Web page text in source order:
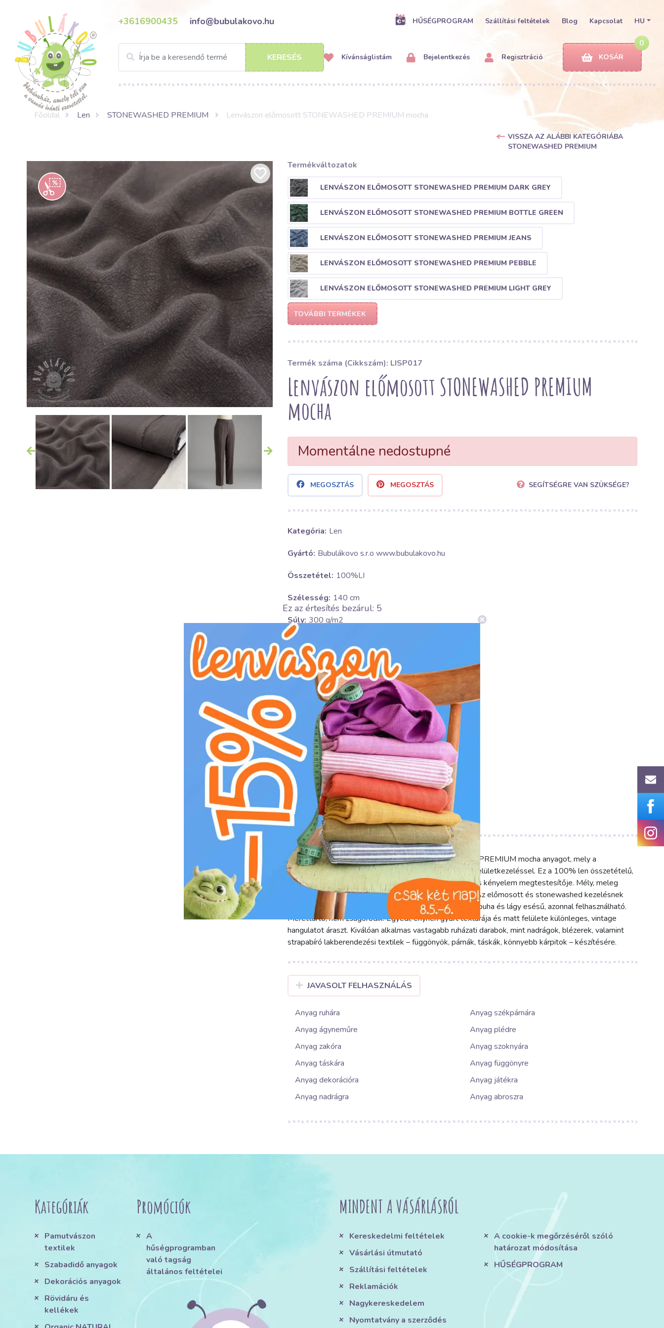
+3616900435 info@bubulakovo.hu HŰSÉGPROGRAM Szállítási feltételek Blog Kapcsolat HU
KERESÉS Kívánságlistám Bejelentkezés Regisztráció
0
KOSÁR
Főoldal Len STONEWASHED PREMIUM Lenvászon előmosott STONEWASHED PREMIUM mocha
VISSZA AZ ALÁBBI KATEGÓRIÁBA
STONEWASHED PREMIUM
Termékváltozatok
LENVÁSZON ELŐMOSOTT STONEWASHED PREMIUM DARK GREY
LENVÁSZON ELŐMOSOTT STONEWASHED PREMIUM BOTTLE GREEN
LENVÁSZON ELŐMOSOTT STONEWASHED PREMIUM JEANS
LENVÁSZON ELŐMOSOTT STONEWASHED PREMIUM PEBBLE
LENVÁSZON ELŐMOSOTT STONEWASHED PREMIUM LIGHT GREY
TOVÁBBI TERMÉKEK
Termék száma (Cikkszám): LISP017
Lenvászon előmosott STONEWASHED PREMIUM
mocha
Momentálne nedostupné
MEGOSZTÁS MEGOSZTÁS SEGÍTSÉGRE VAN SZÜKSÉGE?
Kategória: Len
Gyártó: Bubulákovo s.r.o www.bubulakovo.hu
Összetétel: 100%LI
Szélesség: 140 cm
Súly: 300 g/m2
Téma: Egyszínű
Szín: barna
Textil kezelési útmutató:
E vasalás közepes hőfokon (150°C)
U ne szárítsa a szárítógépben
H nem fehéríthető
L professzionális vegytisztítás
g mossuk 30°C hőmérsékleten
Ismerje meg a Lenvászon előmosott STONEWASHED PREMIUM mocha anyagot, mely a
természetes len kiváló tulajdonságait ötvözi a modern felületkezeléssel. Ez a 100% len összetételű,
140 cm széles és 300 g/m2 súlyú textília a tartósság és kényelem megtestesítője. Mély, meleg
barna színe elegáns és időtlen megjelenést kölcsönöz. Az előmosott és stonewashed kezelésnek
köszönhetően az anyag már az első érintéstől rendkívül puha és lágy esésű, azonnal felhasználható.
Mérettartó, nem zsugorodik. Egyedi, enyhén gyűrt textúrája és matt felülete különleges, vintage
hangulatot áraszt. Kiválóan alkalmas vastagabb ruházati darabok, mint nadrágok, blézerek, valamint
strapabíró lakberendezési textilek – függönyök, párnák, táskák, könnyebb kárpitok – készítésére.
JAVASOLT FELHASZNÁLÁS
Anyag ruhára
Anyag székpárnára
Anyag ágyneműre
Anyag plédre
Anyag zakóra
Anyag szoknyára
Anyag táskára
Anyag függönyre
Anyag dekorációra
Anyag játékra
Anyag nadrágra
Anyag abroszra
Kategóriák
Pamutvászon
textilek
Szabadidő anyagok
Dekorációs anyagok
Rövidáru és
kellékek
Promóciók
A
hűségprogramban
való tagság
általános feltételei
MINDENT A VÁSÁRLÁSRÓL
Kereskedelmi feltételek
Vásárlási útmutató
Szállítási feltételek
Reklamációk
Nagykereskedelem
Nyomtatvány a szerződés
A cookie-k megőrzéséről szóló
határozat módosítása
HŰSÉGPROGRAM
Ez az értesítés bezárul: 5